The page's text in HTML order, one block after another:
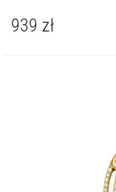
939 zł